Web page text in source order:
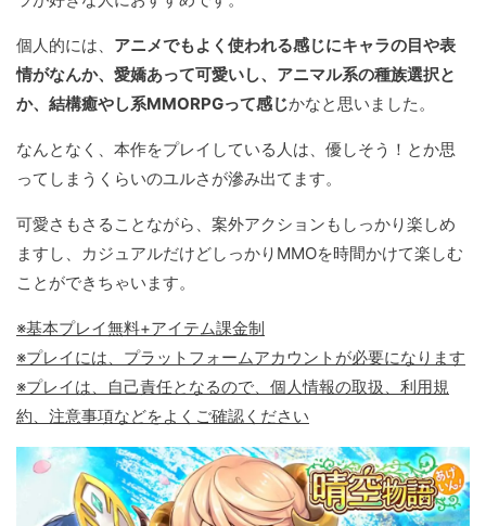
個人的には、 アニメでもよく使われる感じにキャラの目や表
情がなんか、愛嬌あって可愛いし、アニマル系の種族選択と
か、結構癒やし系MMORPGって感じかなと思いました。
なんとなく、本作をプレイしている人は、優しそう！とか思
ってしまうくらいのユルさが滲み出てます。
可愛さもさることながら、案外アクションもしっかり楽しめ
ますし、カジュアルだけどしっかりMMOを時間かけて楽しむ
ことができちゃいます。
※基本プレイ無料+アイテム課金制
※プレイには、プラットフォームアカウントが必要になります
※プレイは、自己責任となるので、個人情報の取扱、利用規
約、注意事項などをよくご確認ください